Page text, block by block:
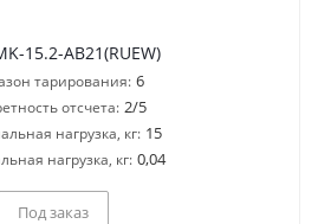
15.2-AB21(RUEW)
тарирования: 6
отсчета: 2/5
нагрузка, кг: 15
нагрузка, кг: 0,04
Под заказ